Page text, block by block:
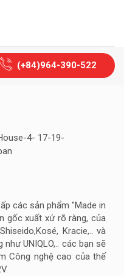
(+84)964-390-522
4- 17-19-
các sản phẩm "Made in
gốc xuất xứ rõ ràng, của
Kracie,.. và
UNIQLO,.. các bạn sẽ
Công nghệ cao của thế